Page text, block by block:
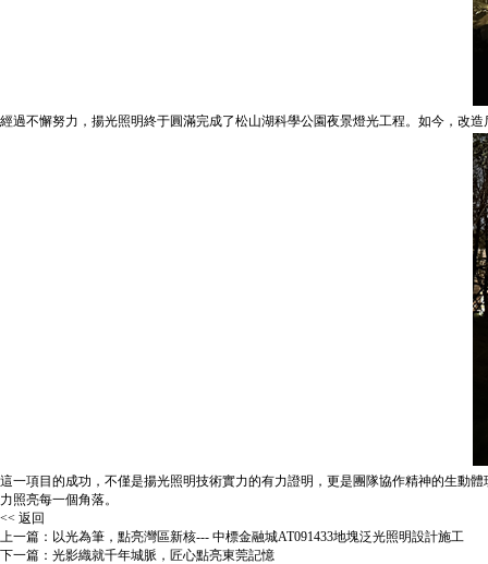
經過不懈努力，揚光照明終于圓滿完成了松山湖科學公園夜景燈光工程。如今，改
這一項目的成功，不僅是揚光照明技術實力的有力證明，更是團隊協作精神的生動
力照亮每一個角落。
<< 返回
上一篇： 以光為筆，點亮灣區新核--- 中標金融城AT091433地塊泛光照明設計施工
下一篇： 光影織就千年城脈，匠心點亮東莞記憶